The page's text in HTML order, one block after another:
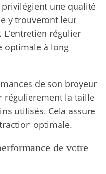
privilégient une qualité
y trouveront leur
régulier
optimale à long
de son broyeur
régulièrement la taille
utilisés. Cela assure
optimale.
de votre